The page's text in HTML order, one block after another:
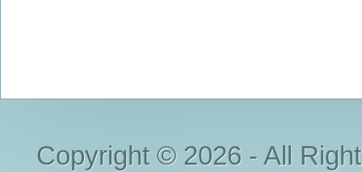
Copyright © 2026 - All